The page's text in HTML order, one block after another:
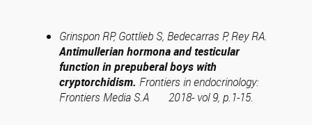
Grinspon RP, Gottlieb S, Bedecarras P, Rey RA.
Antimullerian hormona and testicular
function in prepuberal boys with
cryptorchidism. Frontiers in endocrinology:
Frontiers Media S.A 2018- vol 9, p.1-15.